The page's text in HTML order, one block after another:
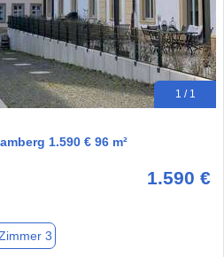
1 / 1
1.590 € 96 m²
1.590 €
3